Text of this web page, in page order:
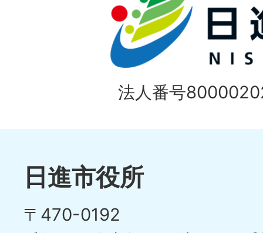
ス
ラ
イ
ド
枚
目
の
イ
目
の
ス
法人番号
日進市役所
〒470-0192